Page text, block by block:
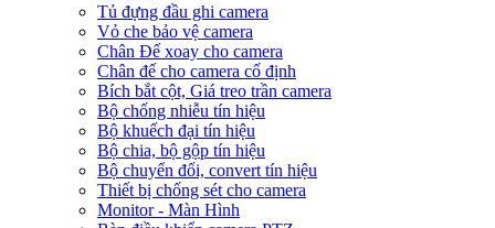
Tủ đựng đầu ghi camera
Vỏ che bảo vệ camera
Chân Đế xoay cho camera
Chân đế cho camera cố định
Bích bắt cột, Giá treo trần camera
Bộ chống nhiễu tín hiệu
Bộ khuếch đại tín hiệu
Bộ chia, bộ gộp tín hiệu
Bộ chuyển đổi, convert tín hiệu
Thiết bị chống sét cho camera
Monitor - Màn Hình